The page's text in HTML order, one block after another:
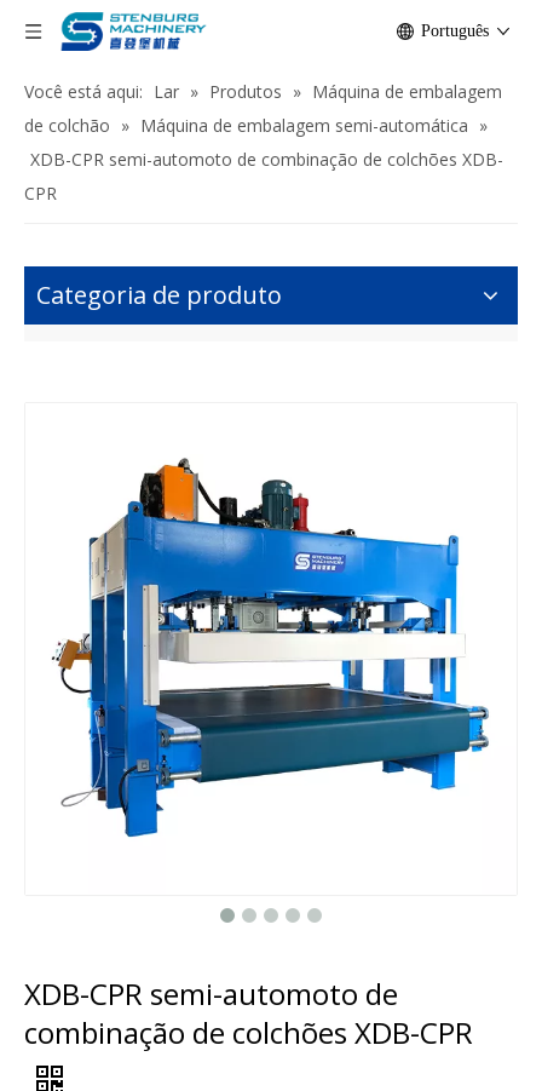
Português
Você está aqui: Lar » Produtos » Máquina de embalagem
de colchão » Máquina de embalagem semi-automática »
XDB-CPR semi-automoto de combinação de colchões XDB-
CPR
Categoria de produto
XDB-CPR semi-automoto de
combinação de colchões XDB-CPR